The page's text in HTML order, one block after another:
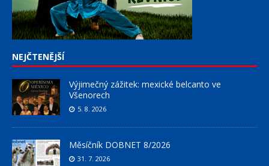
NEJČTENĚJŠÍ
Výjimečný zážitek: mexické belcanto ve
Všenorech
5. 8. 2026
Měsíčník DOBNET 8/2026
31. 7. 2026